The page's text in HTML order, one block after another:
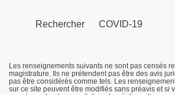
Rechercher COVID-19
Les renseignements suivants ne sont pas censés
magistrature. Ils ne prétendent pas être des avis
pas être considérés comme tels. Les
sur ce site peuvent être modifiés sans préavis et si